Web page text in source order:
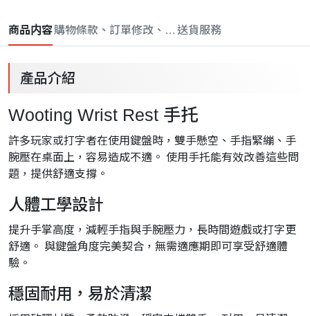
商品内容購物條款、訂單修改、取消與退款政策
送貨服務
產品介紹
Wooting Wrist Rest 手托
許多玩家或打字者在使用鍵盤時，雙手懸空、手指緊繃、手
腕壓在桌面上，容易造成不適。 使用手托能有效改善這些問
題，提供舒適支撐。
人體工學設計
提升手掌高度，減輕手指與手腕壓力，長時間遊戲或打字更
舒適。 與鍵盤角度完美契合，無需適應期即可享受舒適體
驗。
穩固耐用，易於清潔